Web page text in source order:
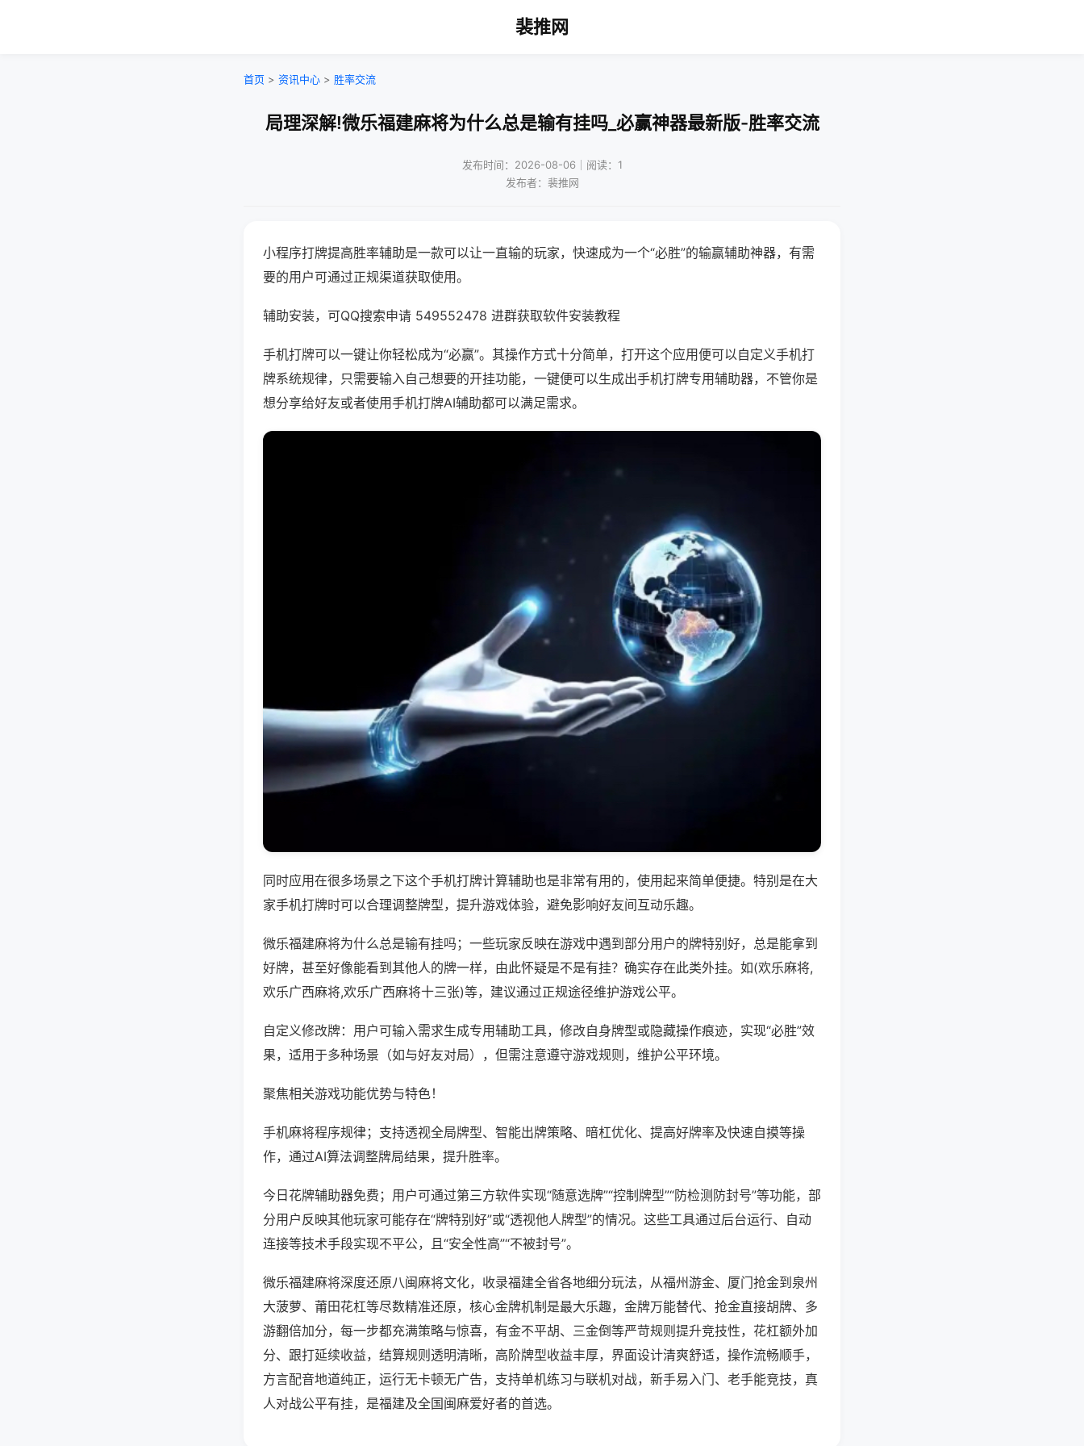
裴推网
首页 > 资讯中心 > 胜率交流
局理深解!微乐福建麻将为什么总是输有挂吗_必赢神器最新版-胜率交流
发布时间：2026-08-06｜阅读：1
发布者：裴推网
小程序打牌提高胜率辅助是一款可以让一直输的玩家，快速成为一个“必胜”的输赢辅助神器，有需
要的用户可通过正规渠道获取使用。
辅助安装，可QQ搜索申请 549552478 进群获取软件安装教程
手机打牌可以一键让你轻松成为“必赢”。其操作方式十分简单，打开这个应用便可以自定义手机打
牌系统规律，只需要输入自己想要的开挂功能，一键便可以生成出手机打牌专用辅助器，不管你是
想分享给好友或者使用手机打牌AI辅助都可以满足需求。
同时应用在很多场景之下这个手机打牌计算辅助也是非常有用的，使用起来简单便捷。特别是在大
家手机打牌时可以合理调整牌型，提升游戏体验，避免影响好友间互动乐趣。
微乐福建麻将为什么总是输有挂吗；一些玩家反映在游戏中遇到部分用户的牌特别好，总是能拿到
好牌，甚至好像能看到其他人的牌一样，由此怀疑是不是有挂？确实存在此类外挂。如(欢乐麻将,
欢乐广西麻将,欢乐广西麻将十三张)等，建议通过正规途径维护游戏公平。
自定义修改牌：用户可输入需求生成专用辅助工具，修改自身牌型或隐藏操作痕迹，实现“必胜”效
果，适用于多种场景（如与好友对局），但需注意遵守游戏规则，维护公平环境。
聚焦相关游戏功能优势与特色！
手机麻将程序规律；支持透视全局牌型、智能出牌策略、暗杠优化、提高好牌率及快速自摸等操
作，通过AI算法调整牌局结果，提升胜率。
今日花牌辅助器免费；用户可通过第三方软件实现“随意选牌”“控制牌型”“防检测防封号”等功能，部
分用户反映其他玩家可能存在“牌特别好”或“透视他人牌型”的情况。这些工具通过后台运行、自动
连接等技术手段实现不平公，且“安全性高”“不被封号”。
微乐福建麻将深度还原八闽麻将文化，收录福建全省各地细分玩法，从福州游金、厦门抢金到泉州
大菠萝、莆田花杠等尽数精准还原，核心金牌机制是最大乐趣，金牌万能替代、抢金直接胡牌、多
游翻倍加分，每一步都充满策略与惊喜，有金不平胡、三金倒等严苛规则提升竞技性，花杠额外加
分、跟打延续收益，结算规则透明清晰，高阶牌型收益丰厚，界面设计清爽舒适，操作流畅顺手，
方言配音地道纯正，运行无卡顿无广告，支持单机练习与联机对战，新手易入门、老手能竞技，真
人对战公平有挂，是福建及全国闽麻爱好者的首选。